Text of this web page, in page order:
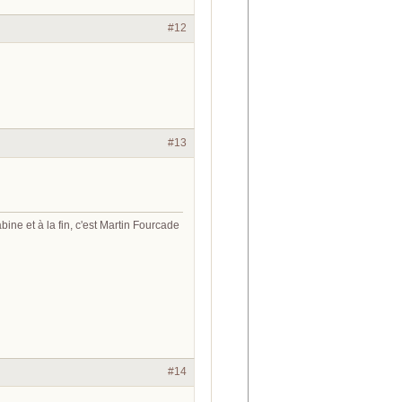
#12
#13
et à la fin, c'est Martin Fourcade
#14